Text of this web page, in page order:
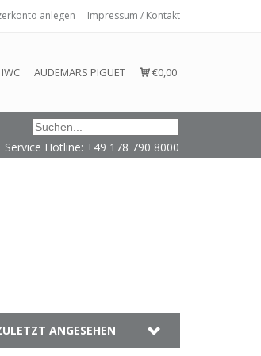
anlegen Impressum / Kontakt
IWC AUDEMARS PIGUET €0,00
Service Hotline: +49 178 790 8000
ANGESEHEN
erfüllt werden.